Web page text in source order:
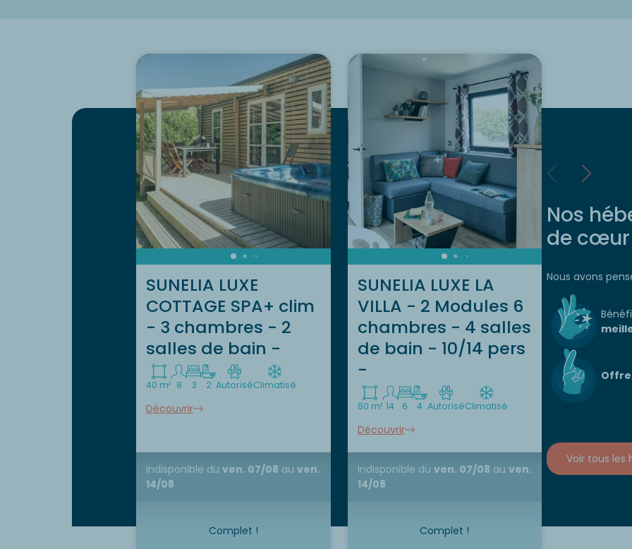
SUNELIA LUXE
COTTAGE SPA+ clim
- 3 chambres - 2
salles de bain -
40 m² 8 3 2 AutoriséClimatisé
Découvrir
Indisponible du ven. 07/08 au ven.
14/08
Complet !
SUNELIA LUXE LA
VILLA - 2 Modules 6
chambres - 4 salles
de bain - 10/14 pers
-
80 m² 14 6 4 AutoriséClimatisé
Découvrir
Indisponible du ven. 07/08 au ven.
14/08
Complet !
VIP 3
clim -
bain
35 m² 3
Découvrir
14/08
Nos
de cœur
Nous avons
Offre
Voir tous les